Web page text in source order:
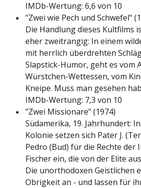
IMDb-Wertung: 6,6 von 10
"Zwei wie Pech und Schwefel"
Die Handlung dieses Kultfilms
eher zweitrangig: In einem
mit herrlich überdrehten
Slapstick-Humor, geht es vom
Würstchen-Wettessen, vom
Kneipe. Muss man gesehen
IMDb-Wertung: 7,3 von 10
"Zwei Missionare" (1974)
Südamerika, 19. Jahrhundert:
Kolonie setzen sich Pater J.
Pedro (Bud) für die Rechte der
Fischer ein, die von der Elite
Die unorthodoxen Geistlichen
Obrigkeit an - und lassen für